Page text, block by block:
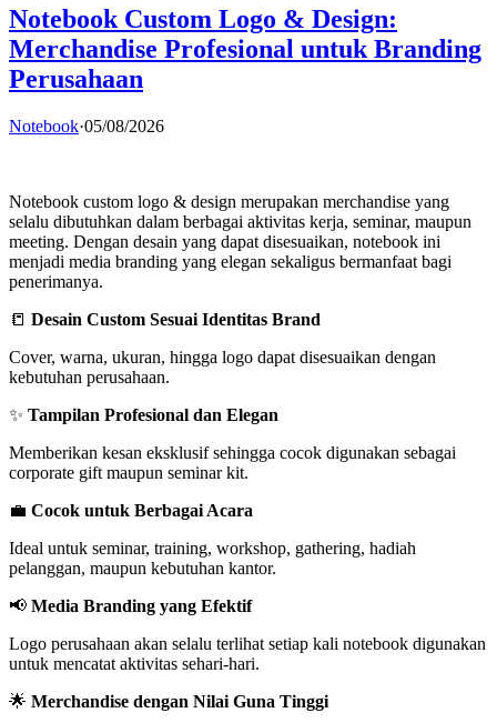
Notebook Custom Logo & Design:
Merchandise Profesional untuk Branding
Perusahaan
Notebook·05/08/2026
Notebook custom logo & design merupakan merchandise yang
selalu dibutuhkan dalam berbagai aktivitas kerja, seminar, maupun
meeting. Dengan desain yang dapat disesuaikan, notebook ini
menjadi media branding yang elegan sekaligus bermanfaat bagi
penerimanya.
📒 Desain Custom Sesuai Identitas Brand
Cover, warna, ukuran, hingga logo dapat disesuaikan dengan
kebutuhan perusahaan.
✨ Tampilan Profesional dan Elegan
Memberikan kesan eksklusif sehingga cocok digunakan sebagai
corporate gift maupun seminar kit.
💼 Cocok untuk Berbagai Acara
Ideal untuk seminar, training, workshop, gathering, hadiah
pelanggan, maupun kebutuhan kantor.
📢 Media Branding yang Efektif
Logo perusahaan akan selalu terlihat setiap kali notebook digunakan
untuk mencatat aktivitas sehari-hari.
🌟 Merchandise dengan Nilai Guna Tinggi